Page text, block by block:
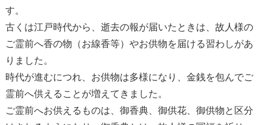
す。
古くは江戸時代から、逝去の報が届いたときは、故人様の
ご霊前へ香の物（お線香等）やお供物を届ける習わしがあ
りました。
時代が進むにつれ、お供物は多様になり、金銭を包んでご
霊前へ供えることが増えてきました。
ご霊前へお供えるものは、御香典、御供花、御供物と区分